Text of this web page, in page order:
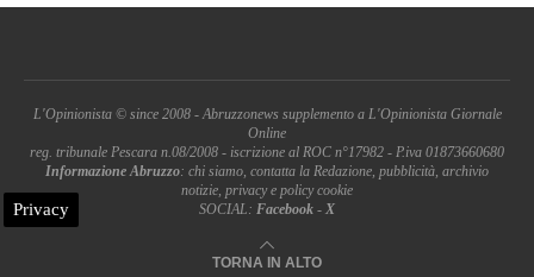
L'Opinionista © since 2008 - Abruzzonews supplemento a L'Opinionista Giornale
Online
reg. tribunale Pescara n.08/2008 - iscrizione al ROC n°17982 - P.iva 01873660680
Informazione Abruzzo: chi siamo, contatta la Redazione, pubblicità, archivio
notizie, privacy e policy cookie
SOCIAL: Facebook - X
Privacy
TORNA IN ALTO